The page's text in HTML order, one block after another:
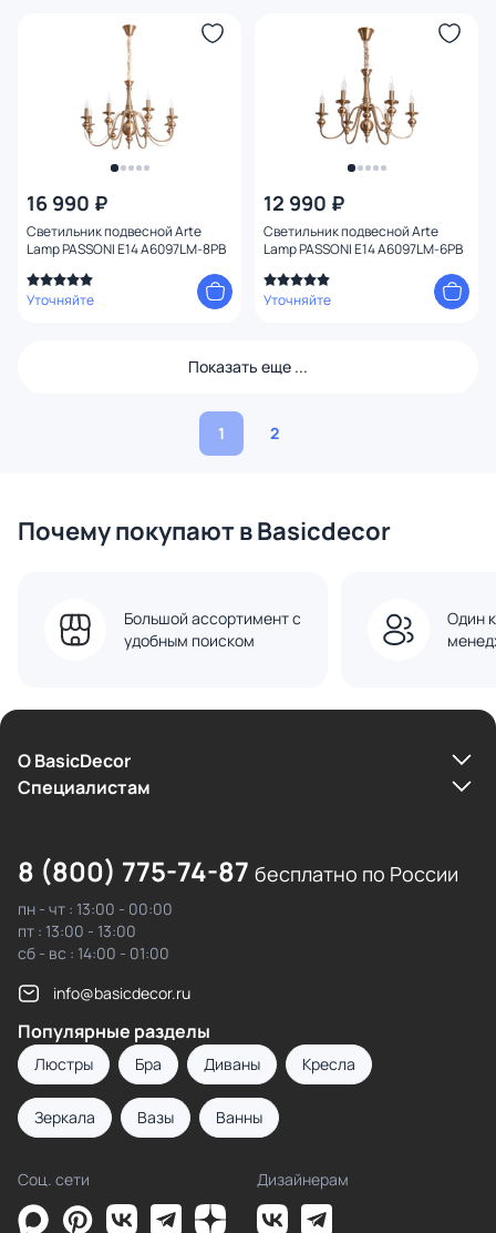
16 990 ₽
Светильник подвесной Arte
Lamp PASSONI E14 A6097LM-8PB
Уточняйте
12 990 ₽
Светильник подвесной Arte
Lamp PASSONI E14 A6097LM-6PB
Уточняйте
Показать еще ...
1 2
Почему покупают в Basicdecor
Большой ассортимент с
удобным поиском
Один
О BasicDecor
Cпециалистам
8 (800) 775-74-87 бесплатно по России
пн - чт : 13:00 - 00:00
пт : 13:00 - 13:00
сб - вс : 14:00 - 01:00
info@basicdecor.ru
Популярные разделы
Люстры Бра Диваны Кресла
Зеркала Вазы Ванны
Соц. сети Дизайнерам